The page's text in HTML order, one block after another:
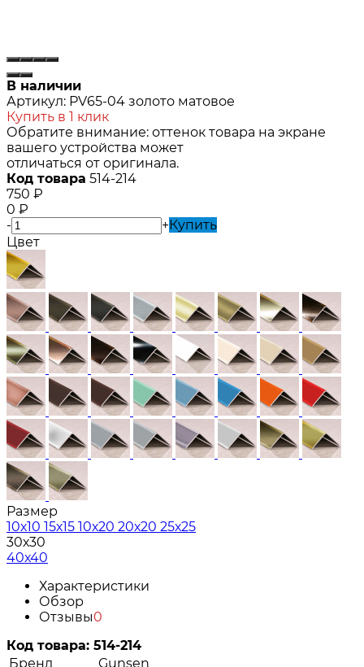
В наличии
Артикул: PV65-04 золото матовое
Купить в 1 клик
Обратите внимание: оттенок товара на экране
вашего устройства может
отличаться от оригинала.
Код товара 514-214
750 ₽
0 ₽
-
+Купить
Цвет
Размер
10х10 15х15 10х20 20х20 25х25
30х30
40х40
Характеристики
Обзор
Отзывы0
Код товара: 514-214
Бренд
Gunsen